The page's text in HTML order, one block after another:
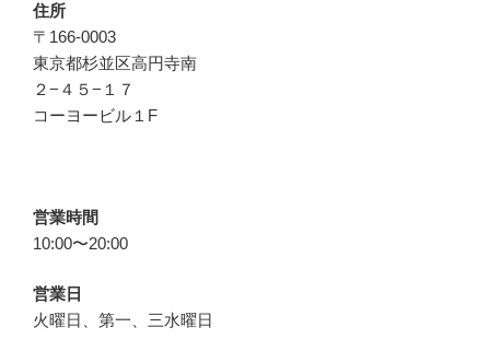
住所
〒166-0003
東京都杉並区高円寺南
２−４５−１７
コーヨービル１F
営業時間
10:00〜20:00
営業日
火曜日、第一、三水曜日